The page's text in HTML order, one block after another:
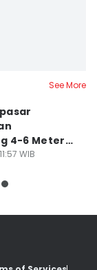
See More
4-6 Meter di
WIB